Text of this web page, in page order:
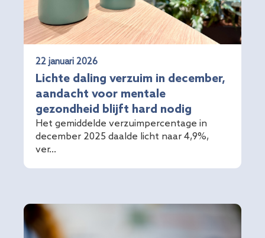
22 januari 2026
Lichte daling verzuim in december,
aandacht voor mentale
gezondheid blijft hard nodig
Het gemiddelde verzuimpercentage in
december 2025 daalde licht naar 4,9%,
ver...